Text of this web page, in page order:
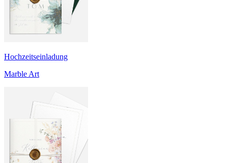
Hochzeitseinladung
Marble Art